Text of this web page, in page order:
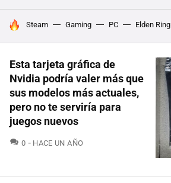
HOY SE HABLA DE
Steam Gaming PC Elden Ring
Esta tarjeta gráfica de
Nvidia podría valer más que
sus modelos más actuales,
pero no te serviría para
juegos nuevos
0 COMENTARIOS
HACE UN AÑO